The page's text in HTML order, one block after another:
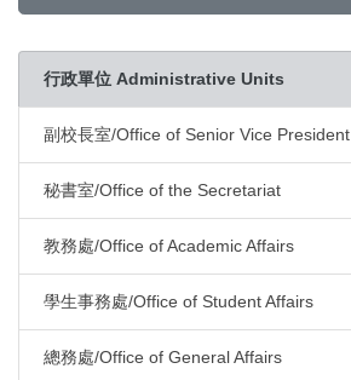
行政單位 Administrative Units
副校長室/Office of Senior Vice President
秘書室/Office of the Secretariat
教務處/Office of Academic Affairs
學生事務處/Office of Student Affairs
總務處/Office of General Affairs